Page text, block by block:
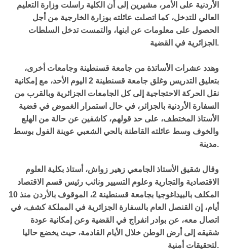
الأردنية على الأمر، مشيرين إلى أن الكلية راسلت وزارة التعليم
العالي للتدخل، كما اتصلت عائلته بوزارة الخارجية من أجل
الحصول على معلومات عن ابنها، والتمست تدخل السلطات
الجزائرية في القضية.
وهدد عشرات الأساتذة من جامعة قسنطينة وجامعات أخرى،
بتعليق التدريس وغلق جامعة قسنطينة 2 اليوم الأحد، مع إمكانية
نقل الحركة الاحتجاجية إلى كل الجامعات الجزائرية وبالقرب من
السفارة الأردنية بالجزائر، في حال استمرار الغموض في قضية
الأستاذ المختطف، على حد قولهم، كاشفين عن حالة من الهلع
والخوف وسط عائلته القاطنة بالحي الشعبي عوينة الفول بوسط
مدينة.
وقال شقيق الأستاذ الجامعي زهير زواش، أستاذ بكلية العلوم
الاقتصادية والتجارية وعلوم التسيير ونائب رئيس قسم الاقتصاد
المكلف بالبيداغوجيا بجامعة قسنطينة 2، الموقوف بالأردن منذ 10
أيام، إن القنصل العام بالسفارة الجزائرية في المملكة كشف، في
اتصال معه، عن بوادر انفراج في القضية وعن إمكانية عودة
شقيقه إلى أرض الوطن خلال الأيام القادمة، حيث يخضع حاليا
لتحقيقات أمنية.